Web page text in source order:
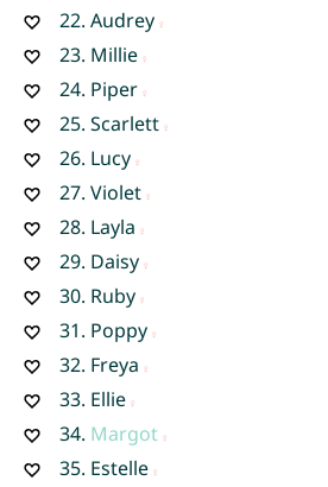
22. Audrey
23. Millie
24. Piper
25. Scarlett
26. Lucy
27. Violet
28. Layla
29. Daisy
30. Ruby
31. Poppy
32. Freya
33. Ellie
34. Margot
35. Estelle